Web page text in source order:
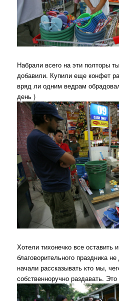
Набрали всего на эти полторы
добавили. Купили еще конфет
вряд ли одним ведрам
день )
Хотели тихонечко все оставить
благоворительного праздника
начали рассказывать кто мы,
собственноручно раздавать.